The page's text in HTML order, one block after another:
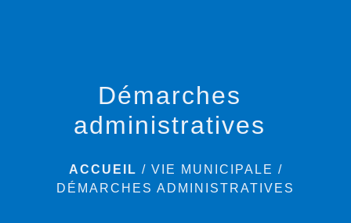
Démarches
administratives
ACCUEIL / VIE MUNICIPALE /
DÉMARCHES ADMINISTRATIVES